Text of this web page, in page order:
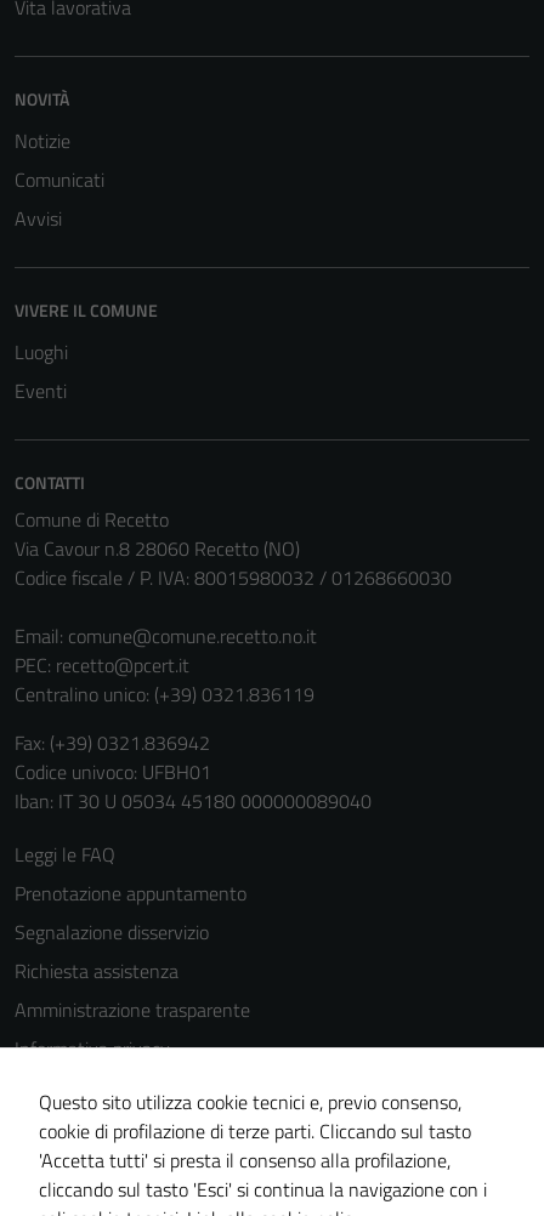
Vita lavorativa
NOVITÀ
Notizie
Comunicati
Avvisi
VIVERE IL COMUNE
Luoghi
Eventi
CONTATTI
Comune di Recetto
Via Cavour n.8 28060 Recetto (NO)
Codice fiscale / P. IVA: 80015980032 / 01268660030
Email: comune@comune.recetto.no.it
PEC: recetto@pcert.it
Centralino unico: (+39) 0321.836119
Fax: (+39) 0321.836942
Codice univoco: UFBH01
Iban: IT 30 U 05034 45180 000000089040
Leggi le FAQ
Prenotazione appuntamento
Segnalazione disservizio
Richiesta assistenza
Amministrazione trasparente
Informativa privacy
Cookie Policy
Note legali
Dichiarazione di accessibilità
Piano di miglioramento del sito
Questo sito utilizza cookie tecnici e, previo consenso,
cookie di profilazione di terze parti. Cliccando sul tasto
'Accetta tutti' si presta il consenso alla profilazione,
cliccando sul tasto 'Esci' si continua la navigazione con i
Tecnici
Questi cookie
sono necessari
per il